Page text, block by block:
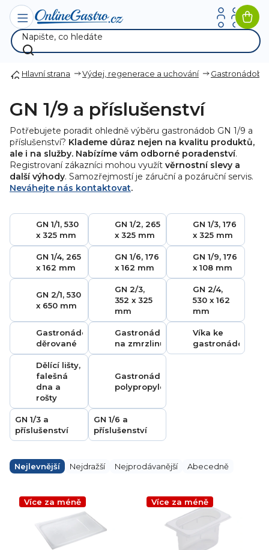
Přejít
obsah
Hlavní strana Výdej, regenerace a uchování Gastronádoby
GN 1/9 a příslušenství
Potřebujete poradit ohledně výběru gastronádob GN 1/9 a
příslušenství? Klademe důraz nejen na kvalitu produktů,
ale i na služby. Nabízíme vám odborné poradenství.
Registrovaní zákazníci mohou využít věrnostní slevy a
další výhody. Samozřejmostí je záruční a pozáruční servis.
Neváhejte nás kontaktovat.
GN 1/1, 530
x 325 mm
GN 1/2, 265
x 325 mm
GN 1/3, 176
x 325 mm
GN 1/4, 265
x 162 mm
GN 1/6, 176
x 162 mm
GN 1/9, 176
x 108 mm
GN 2/1, 530
x 650 mm
GN 2/3,
352 x 325
mm
GN 2/4,
530 x 162
mm
Gastronádoby
děrované
Gastronádoby
na zmrzlinu
Víka ke
gastronádobám
Dělící lišty,
falešná
dna a
rošty
Gastronádoby
polypropylenové
GN 1/3 a
příslušenství
GN 1/6 a
příslušenství
a
z
Nejlevnější Nejdražší Nejprodávanější Abecedně
Více za méně Více za méně